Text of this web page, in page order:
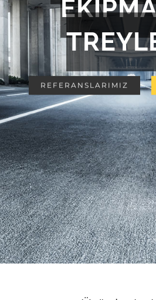
REFERANSLARIMIZ